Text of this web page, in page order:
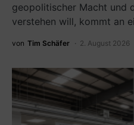
geopolitischer Macht und
verstehen will, kommt an
von Tim Schäfer 2. August 2026